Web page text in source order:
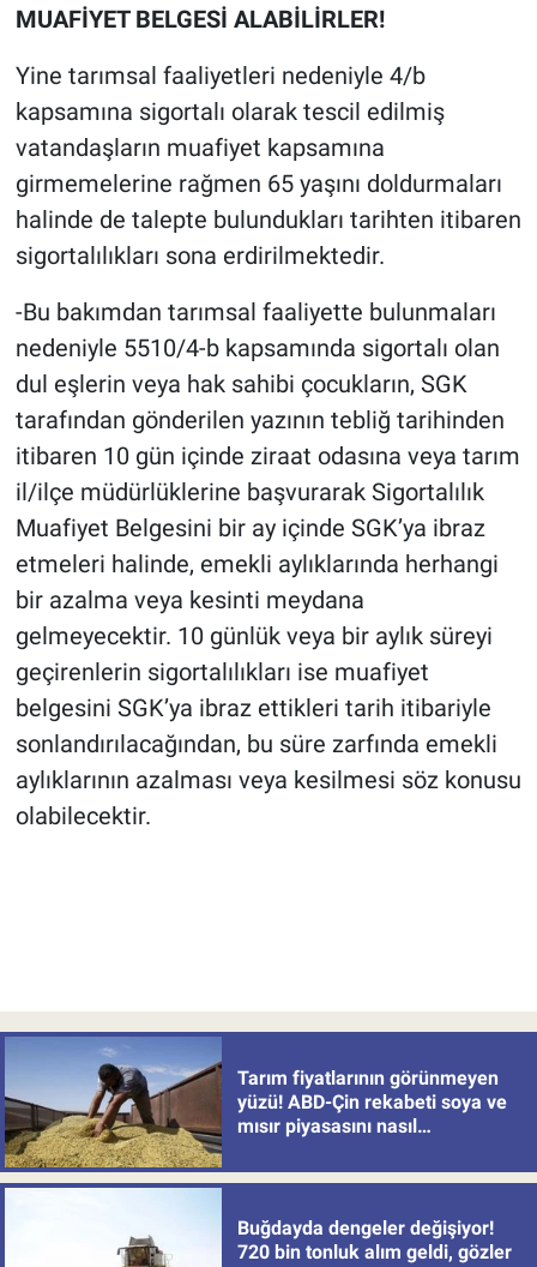
MUAFİYET BELGESİ ALABİLİRLER!
Yine tarımsal faaliyetleri nedeniyle 4/b
kapsamına sigortalı olarak tescil edilmiş
vatandaşların muafiyet kapsamına
girmemelerine rağmen 65 yaşını doldurmaları
halinde de talepte bulundukları tarihten itibaren
sigortalılıkları sona erdirilmektedir.
-Bu bakımdan tarımsal faaliyette bulunmaları
nedeniyle 5510/4-b kapsamında sigortalı olan
dul eşlerin veya hak sahibi çocukların, SGK
tarafından gönderilen yazının tebliğ tarihinden
itibaren 10 gün içinde ziraat odasına veya tarım
il/ilçe müdürlüklerine başvurarak Sigortalılık
Muafiyet Belgesini bir ay içinde SGK’ya ibraz
etmeleri halinde, emekli aylıklarında herhangi
bir azalma veya kesinti meydana
gelmeyecektir. 10 günlük veya bir aylık süreyi
geçirenlerin sigortalılıkları ise muafiyet
belgesini SGK’ya ibraz ettikleri tarih itibariyle
sonlandırılacağından, bu süre zarfında emekli
aylıklarının azalması veya kesilmesi söz konusu
olabilecektir.
Tarım fiyatlarının görünmeyen
yüzü! ABD-Çin rekabeti soya ve
mısır piyasasını nasıl
Buğdayda dengeler değişiyor!
720 bin tonluk alım geldi, gözler